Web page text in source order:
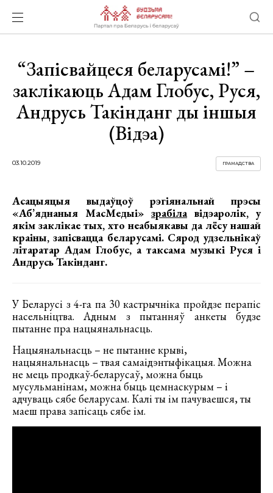
“Запісвайцеся беларусамі!” –
заклікаюць Адам Глобус, Руся,
Андрусь Такінданг ды іншыя
(Відэа)
03.10.2019 ГРАМАДСТВА
Асацыяцыя выдаўцоў рэгіянальнай прэсы
«Аб’яднаныя МасМедыі» зрабілавідэаролік, у
якім заклікае тых, хто неабыякавы да лёсу нашай
краіны, запісвацца беларусамі. Сярод удзельнікаў
літаратар Адам Глобус, а таксама музыкі Руся і
Андрусь Такінданг.
У Беларусі з 4-га па 30 кастрычніка пройдзе перапіс
насельніцтва. Адным з пытанняў анкеты будзе
пытанне пра нацыянальнасць.
Нацыянальнасць – не пытанне крыві,
нацыянальнасць – твая самаідэнтыфікацыя. Можна
не мець продкаў-беларусаў, можна быць
мусульманінам, можна быць цемнаскурым – і
адчуваць сябе беларусам. Калі ты ім пачуваешся, ты
маеш права запісаць сябе ім.